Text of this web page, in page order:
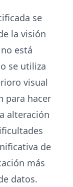
se
la visión
está
se utiliza
visual
para hacer
alteración
de
más
datos.